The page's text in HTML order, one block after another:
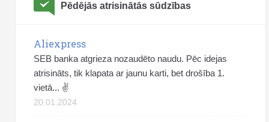
Pēdējās atrisinātās sūdzības
Aliexpress
SEB banka atgrieza nozaudēto naudu. Pēc idejas
atrisināts, tik klapata ar jaunu karti, bet drošība 1.
vietā... ✌️
20.01.2024